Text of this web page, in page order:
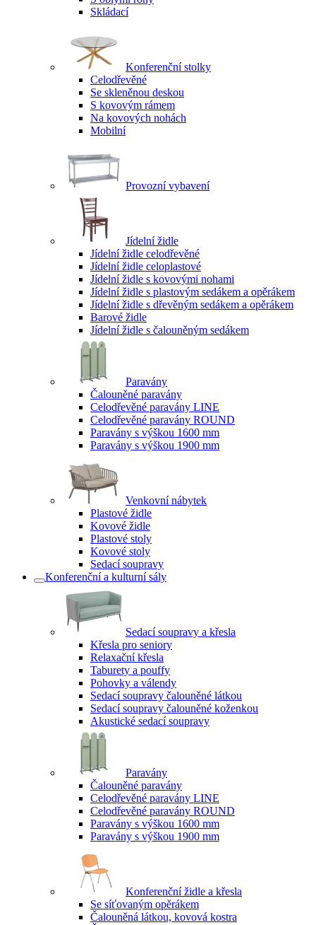
Skládací
Konferenční stolky
Celodřevěné
Se skleněnou deskou
S kovovým rámem
Na kovových nohách
Mobilní
Provozní vybavení
Jídelní židle
Jídelní židle celodřevěné
Jídelní židle celoplastové
Jídelní židle s kovovými nohami
Jídelní židle s plastovým sedákem a opěrákem
Jídelní židle s dřevěným sedákem a opěrákem
Barové židle
Jídelní židle s čalouněným sedákem
Paravány
Čalouněné paravány
Celodřevěné paravány LINE
Celodřevěné paravány ROUND
Paravány s výškou 1600 mm
Paravány s výškou 1900 mm
Venkovní nábytek
Plastové židle
Kovové židle
Plastové stoly
Kovové stoly
Sedací soupravy
Konferenční a kulturní sály
Sedací soupravy a křesla
Křesla pro seniory
Relaxační křesla
Taburety a pouffy
Pohovky a válendy
Sedací soupravy čalouněné látkou
Sedací soupravy čalouněné koženkou
Akustické sedací soupravy
Paravány
Čalouněné paravány
Celodřevěné paravány LINE
Celodřevěné paravány ROUND
Paravány s výškou 1600 mm
Paravány s výškou 1900 mm
Konferenční židle a křesla
Se síťovaným opěrákem
Čalouněná látkou, kovová kostra